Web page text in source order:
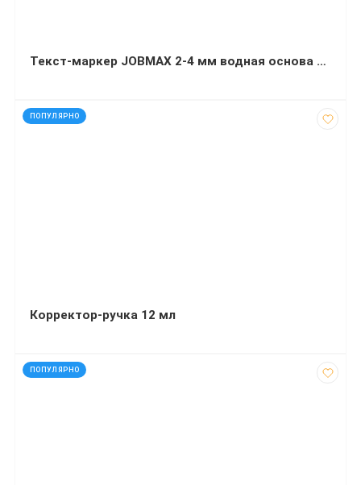
Текст-маркер JOBMAX 2-4 мм водная основа круглый
ПОПУЛЯРНО
код: 92185
Корректор-ручка 12 мл
ПОПУЛЯРНО
код: 91600